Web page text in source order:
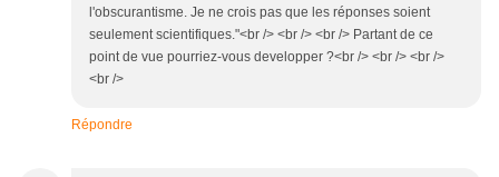
l'obscurantisme. Je ne crois pas que les réponses soient
seulement scientifiques."<br /> <br /> <br /> Partant de ce
point de vue pourriez-vous developper ?<br /> <br /> <br />
<br />
Répondre